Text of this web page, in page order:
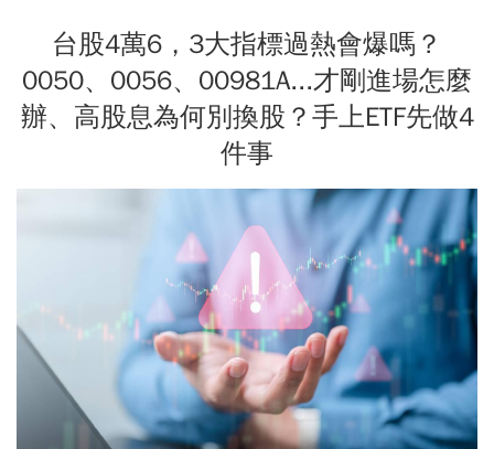
台股4萬6，3大指標過熱會爆嗎？
0050、0056、00981A...才剛進場怎麼
辦、高股息為何別換股？手上ETF先做4
件事